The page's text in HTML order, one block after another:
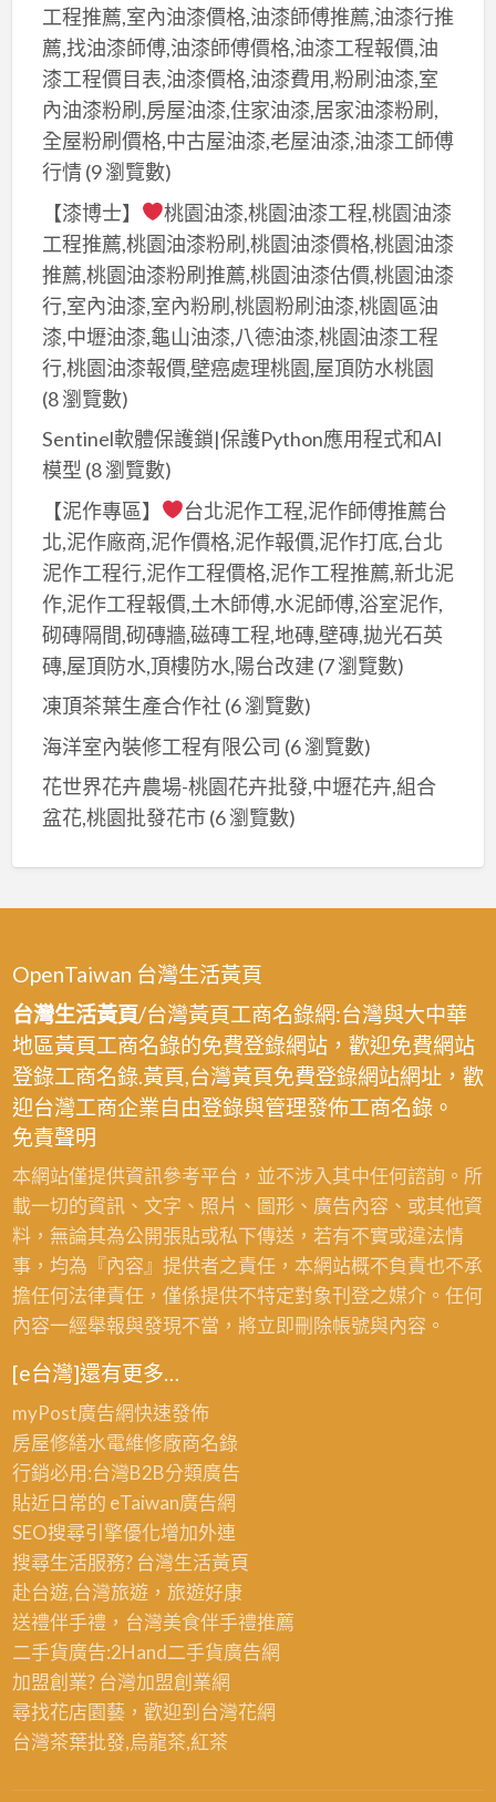
工程推薦,室內油漆價格,油漆師傅推薦,油漆行推
薦,找油漆師傅,油漆師傅價格,油漆工程報價,油
漆工程價目表,油漆價格,油漆費用,粉刷油漆,室
內油漆粉刷,房屋油漆,住家油漆,居家油漆粉刷,
全屋粉刷價格,中古屋油漆,老屋油漆,油漆工師傅
行情(9 瀏覽數)
【漆博士】
桃園油漆,桃園油漆工程,桃園油漆
工程推薦,桃園油漆粉刷,桃園油漆價格,桃園油漆
推薦,桃園油漆粉刷推薦,桃園油漆估價,桃園油漆
行,室內油漆,室內粉刷,桃園粉刷油漆,桃園區油
漆,中壢油漆,龜山油漆,八德油漆,桃園油漆工程
行,桃園油漆報價,壁癌處理桃園,屋頂防水桃園
(8 瀏覽數)
Sentinel軟體保護鎖|保護Python應用程式和AI
模型 (8 瀏覽數)
【泥作專區】
台北泥作工程,泥作師傅推薦台
北,泥作廠商,泥作價格,泥作報價,泥作打底,台北
泥作工程行,泥作工程價格,泥作工程推薦,新北泥
作,泥作工程報價,土木師傅,水泥師傅,浴室泥作,
砌磚隔間,砌磚牆,磁磚工程,地磚,壁磚,拋光石英
磚,屋頂防水,頂樓防水,陽台改建 (7 瀏覽數)
凍頂茶葉生產合作社 (6 瀏覽數)
海洋室內裝修工程有限公司 (6 瀏覽數)
花世界花卉農場-桃園花卉批發,中壢花卉,組合
盆花,桃園批發花市(6 瀏覽數)
OpenTaiwan 台灣生活黃頁
台灣生活黃頁/台灣黃頁工商名錄網:台灣與大中華
地區黃頁工商名錄的免費登錄網站，歡迎免費網站
登錄工商名錄.黃頁,台灣黃頁免費登錄網站網址，歡
迎台灣工商企業自由登錄與管理發佈工商名錄。
免責聲明
本網站僅提供資訊參考平台，並不涉入其中任何諮詢。所
載一切的資訊、文字、照片、圖形、廣告內容、或其他資
料，無論其為公開張貼或私下傳送，若有不實或違法情
事，均為『內容』提供者之責任，本網站概不負責也不承
擔任何法律責任，僅係提供不特定對象刊登之媒介。任何
內容一經舉報與發現不當，將立即刪除帳號與內容。
[e台灣]還有更多…
myPost廣告網快速發佈
房屋修繕水電維修廠商名錄
行銷必用:台灣B2B分類廣告
貼近日常的 eTaiwan廣告網
SEO搜尋引擎優化增加外連
搜尋生活服務? 台灣生活黃頁
赴台遊,台灣旅遊，旅遊好康
送禮伴手禮，台灣美食伴手禮推薦
二手貨廣告:2Hand二手貨廣告網
加盟創業? 台灣加盟創業網
尋找花店園藝，歡迎到 台灣花網
台灣茶葉批發,烏龍茶,紅茶